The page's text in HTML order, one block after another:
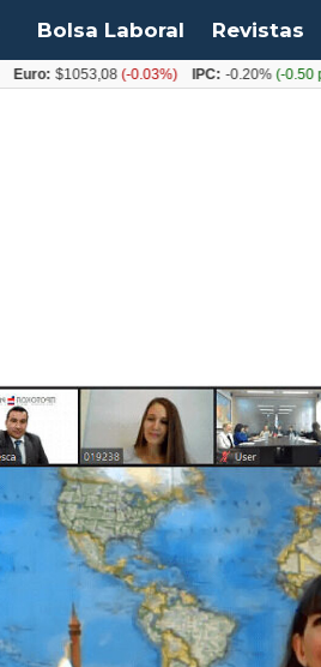
Bolsa Laboral Revistas
$1053,08(-0.03%) IPC: -0.20% (-0.50 pts)